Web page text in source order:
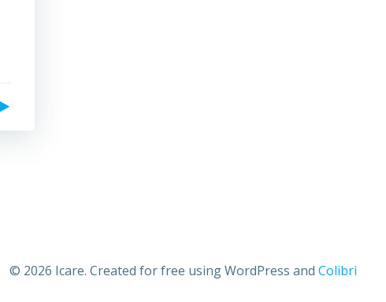
© 2026 Icare. Created for free using WordPress and Colibri